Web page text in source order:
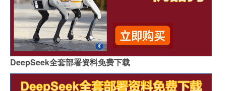
DeepSeek全套部署资料免费下载